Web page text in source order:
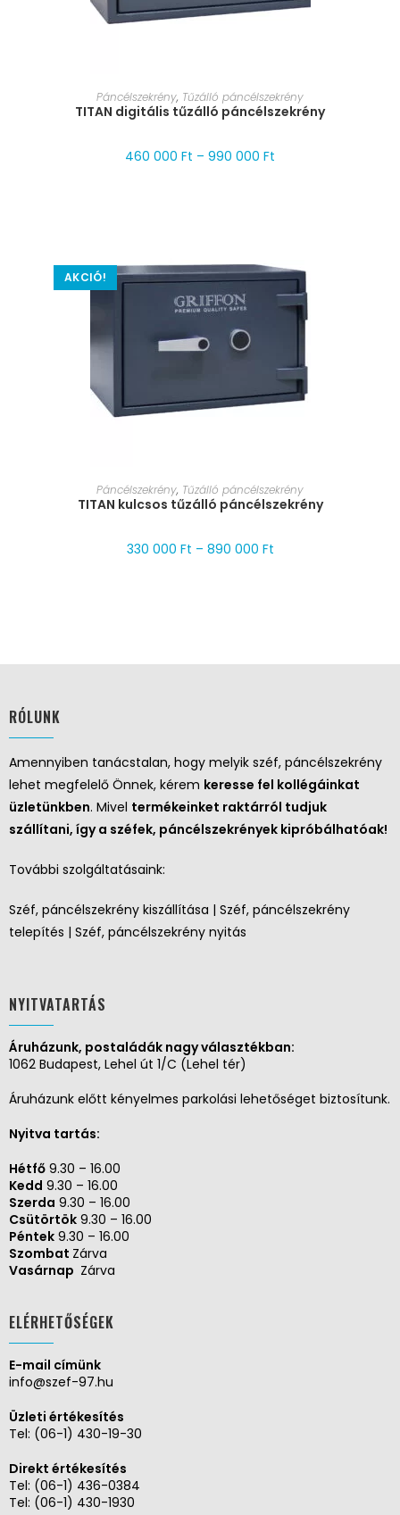
MÉRET VÁLASZTÁSA
Páncélszekrény, Tűzálló páncélszekrény
TITAN digitális tűzálló páncélszekrény
460 000 Ft – 990 000 Ft
AKCIÓ!
MÉRET VÁLASZTÁSA
Páncélszekrény, Tűzálló páncélszekrény
TITAN kulcsos tűzálló páncélszekrény
330 000 Ft – 890 000 Ft
RÓLUNK
Amennyiben tanácstalan, hogy melyik széf, páncélszekrény
lehet megfelelő Önnek, kérem keresse fel kollégáinkat
üzletünkben. Mivel termékeinket raktárról tudjuk
szállítani, így a széfek, páncélszekrények kipróbálhatóak!
További szolgáltatásaink:
Széf, páncélszekrény kiszállítása | Széf, páncélszekrény
telepítés | Széf, páncélszekrény nyitás
NYITVATARTÁS
Áruházunk, postaládák nagy választékban:
1062 Budapest, Lehel út 1/C (Lehel tér)
Áruházunk előtt kényelmes parkolási lehetőséget biztosítunk.
Nyitva tartás:
Hétfő 9.30 – 16.00
Kedd 9.30 – 16.00
Szerda 9.30 – 16.00
Csütörtök 9.30 – 16.00
Péntek 9.30 – 16.00
Szombat Zárva
Vasárnap Zárva
ELÉRHETŐSÉGEK
E-mail címünk
info@szef-97.hu
Üzleti értékesítés
Tel: (06-1) 430-19-30
Direkt értékesítés
Tel: (06-1) 436-0384
Tel: (06-1) 430-1930